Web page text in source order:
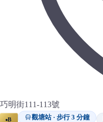
巧明街111-113號
B 觀塘站 · 步行 3 分鐘